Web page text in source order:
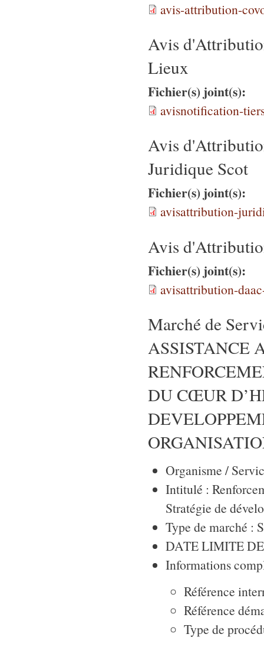
avis-attribution-
Avis
Lieux
Fichier(s) joint(s):
avisnotification-
Avis
Juridique Scot
Fichier(s) joint(s):
avisattribution-
Avis
Fichier(s) joint(s):
avisattribution-
Marché de
ASSISTANCE
DU CŒUR
Organisme /
Intitulé :
Stratégie de
Type de marché :
DATE LIMITE DE
Informations
Référence
Référence
Type de